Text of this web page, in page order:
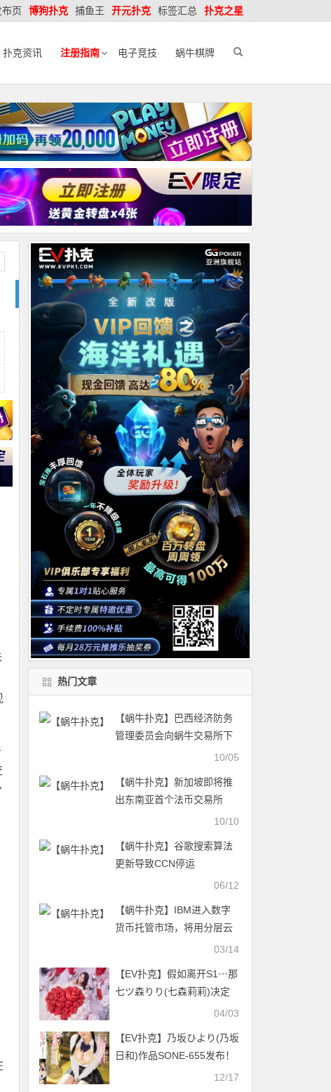
布页 博狗扑克 捕鱼王 开元扑克 标签汇总 扑克之星
扑克资讯 注册指南 电子竞技 蜗牛棋牌
热门文章
【蜗牛扑克】巴西经济防务
管理委员会向蜗牛交易所下
10/05
【蜗牛扑克】新加坡即将推
出东南亚首个法币交易所
10/10
【蜗牛扑克】谷歌搜索算法
更新导致CCN停运
CoinDesk The Block均受影
06/12
【蜗牛扑克】IBM进入数字
货币托管市场，将用分层云
03/14
【EV扑克】假如离开S1⋯那
七ツ森りり(七森莉莉)决定
这么做！【EV扑克官网】04/03
【EV扑克】乃坂ひより(乃坂
日和)作品SONE-655发布！
攻击超不敢反抗的女友巨乳
12/17